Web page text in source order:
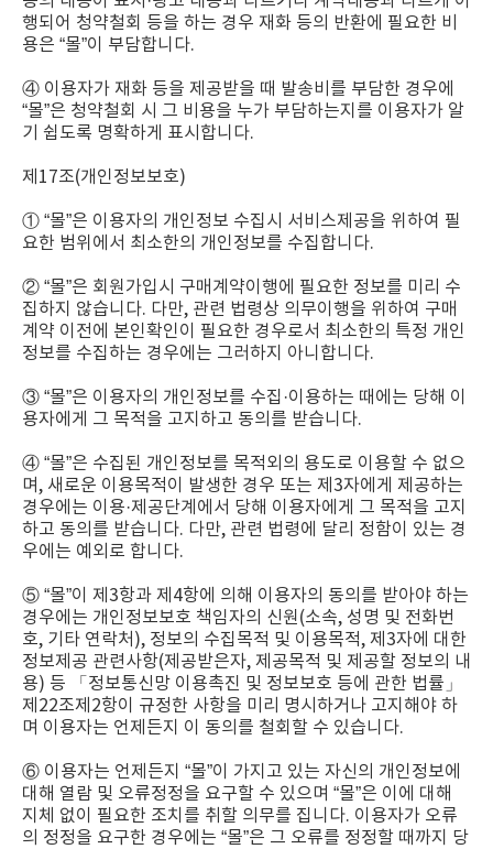
행되어 청약철회 등을 하는 경우 재화 등의 반환에 필요한 비
용은 “몰”이 부담합니다.
④ 이용자가 재화 등을 제공받을 때 발송비를 부담한 경우에
“몰”은 청약철회 시 그 비용을 누가 부담하는지를 이용자가 알
기 쉽도록 명확하게 표시합니다.
제17조(개인정보보호)
① “몰”은 이용자의 개인정보 수집시 서비스제공을 위하여 필
요한 범위에서 최소한의 개인정보를 수집합니다.
② “몰”은 회원가입시 구매계약이행에 필요한 정보를 미리 수
집하지 않습니다. 다만, 관련 법령상 의무이행을 위하여 구매
계약 이전에 본인확인이 필요한 경우로서 최소한의 특정 개인
정보를 수집하는 경우에는 그러하지 아니합니다.
③ “몰”은 이용자의 개인정보를 수집·이용하는 때에는 당해 이
용자에게 그 목적을 고지하고 동의를 받습니다.
④ “몰”은 수집된 개인정보를 목적외의 용도로 이용할 수 없으
며, 새로운 이용목적이 발생한 경우 또는 제3자에게 제공하는
경우에는 이용·제공단계에서 당해 이용자에게 그 목적을 고지
하고 동의를 받습니다. 다만, 관련 법령에 달리 정함이 있는 경
우에는 예외로 합니다.
⑤ “몰”이 제3항과 제4항에 의해 이용자의 동의를 받아야 하는
경우에는 개인정보보호 책임자의 신원(소속, 성명 및 전화번
호, 기타 연락처), 정보의 수집목적 및 이용목적, 제3자에 대한
정보제공 관련사항(제공받은자, 제공목적 및 제공할 정보의 내
용) 등 「정보통신망 이용촉진 및 정보보호 등에 관한 법률」
제22조제2항이 규정한 사항을 미리 명시하거나 고지해야 하
며 이용자는 언제든지 이 동의를 철회할 수 있습니다.
⑥ 이용자는 언제든지 “몰”이 가지고 있는 자신의 개인정보에
대해 열람 및 오류정정을 요구할 수 있으며 “몰”은 이에 대해
지체 없이 필요한 조치를 취할 의무를 집니다. 이용자가 오류
의 정정을 요구한 경우에는 “몰”은 그 오류를 정정할 때까지 당